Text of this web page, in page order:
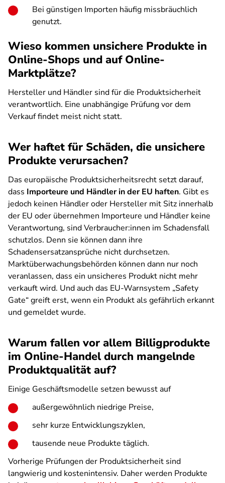
Bei günstigen Importen häufig missbräuchlich
genutzt.
Wieso kommen unsichere Produkte in
Online-Shops und auf Online-
Marktplätze?
Hersteller und Händler sind für die Produktsicherheit
verantwortlich. Eine unabhängige Prüfung vor dem
Verkauf findet meist nicht statt.
Wer haftet für Schäden, die unsichere
Produkte verursachen?
Das europäische Produktsicherheitsrecht setzt darauf,
dass Importeure und Händler in der EU haften. Gibt es
jedoch keinen Händler oder Hersteller mit Sitz innerhalb
der EU oder übernehmen Importeure und Händler keine
Verantwortung, sind Verbraucher:innen im Schadensfall
schutzlos. Denn sie können dann ihre
Schadensersatzansprüche nicht durchsetzen.
Marktüberwachungsbehörden können dann nur noch
veranlassen, dass ein unsicheres Produkt nicht mehr
verkauft wird. Und auch das EU-Warnsystem „Safety
Gate“ greift erst, wenn ein Produkt als gefährlich erkannt
und gemeldet wurde.
Warum fallen vor allem Billigprodukte
im Online-Handel durch mangelnde
Produktqualität auf?
Einige Geschäftsmodelle setzen bewusst auf
außergewöhnlich niedrige Preise,
sehr kurze Entwicklungszyklen,
tausende neue Produkte täglich.
Vorherige Prüfungen der Produktsicherheit sind
langwierig und kostenintensiv. Daher werden Produkte